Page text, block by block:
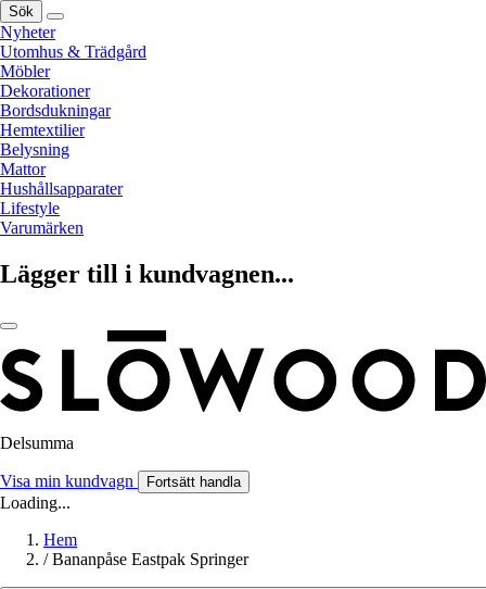
Sök
Nyheter
Utomhus & Trädgård
Möbler
Dekorationer
Bordsdukningar
Hemtextilier
Belysning
Mattor
Hushållsapparater
Lifestyle
Varumärken
Lägger till i kundvagnen...
Delsumma
Visa min kundvagn Fortsätt handla
Loading...
Hem
/ Bananpåse Eastpak Springer